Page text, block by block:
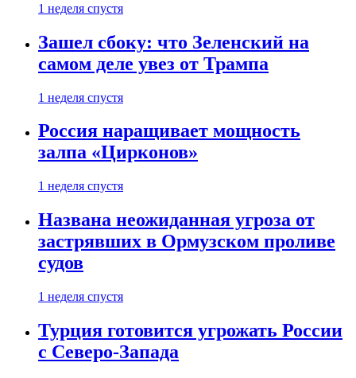
1 неделя спустя
Зашел сбоку: что Зеленский на
самом деле увез от Трампа
1 неделя спустя
Россия наращивает мощность
залпа «Цирконов»
1 неделя спустя
Названа неожиданная угроза от
застрявших в Ормузском проливе
судов
1 неделя спустя
Турция готовится угрожать России
с Северо-Запада